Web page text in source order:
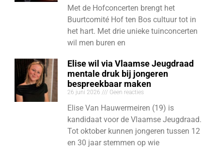
Met de Hofconcerten brengt het
Buurtcomité Hof ten Bos cultuur tot in
het hart. Met drie unieke tuinconcerten
wil men buren en
Elise wil via Vlaamse Jeugdraad
mentale druk bij jongeren
bespreekbaar maken
26 juni 2026 Geen reacties
Elise Van Hauwermeiren (19) is
kandidaat voor de Vlaamse Jeugdraad.
Tot oktober kunnen jongeren tussen 12
en 30 jaar stemmen op wie